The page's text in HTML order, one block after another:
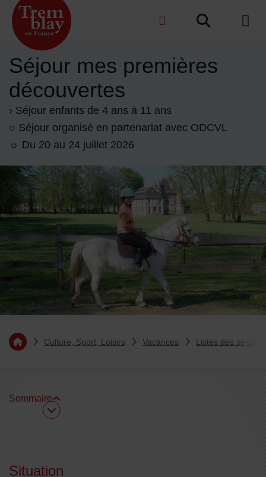
Menu de raccourcis
Accueil ville de Tremblay-en-France de
Séjour mes premières
découvertes
› Séjour enfants de 4 ans à 11 ans
○ Séjour organisé en partenariat avec ODCVL
☼ Du 20 au 24 juillet 2026
Vous êtes ici :
Retourner à l'accueil
Culture, Sport, Loisirs Vacances Listes des séjours
Sommaire
Sommaire
Situation